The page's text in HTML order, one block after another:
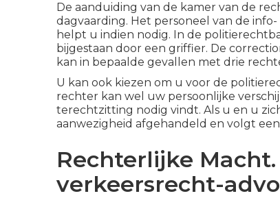
De aanduiding van de kamer van de
dagvaarding. Het personeel van de
helpt u indien nodig. In de
bijgestaan door een griffier. De
kan in bepaalde gevallen met drie
U kan ook kiezen om u voor de
rechter kan wel uw persoonlijke
terechtzitting nodig vindt. Als u en u
aanwezigheid afgehandeld en volgt
Rechterlijke
verkeersrecht-